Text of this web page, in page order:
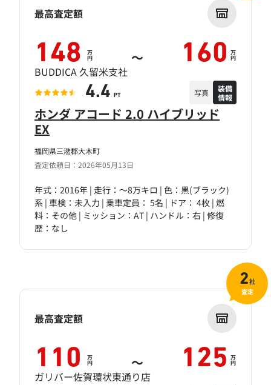
福岡県三潴郡大木町
査定依頼日：2026年05月13日
ホンダ アコード 2.0 ハイブリッド
EX
年式：2016年 | 走行：～8万キロ | 色：黒(ブラック)
系 | 車検：未入力 | 乗車定員： 5名 | ドア： 4枚 | 燃
料：その他 | ミッション：AT | ハンドル：右 | 修復
歴：なし
最高査定額
148 万
円 ～ 160 万
円
BUDDICA 久留米支社
4.4 PT 写真
装備
情報
最高査定額
110 万
円 ～ 125 万
円
ガリバー佐賀環状東通り店
2社
査定